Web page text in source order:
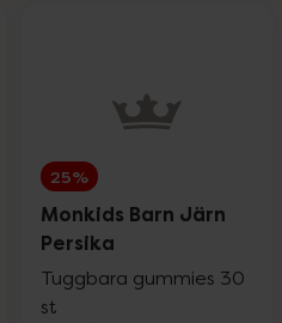
25%
Monkids Barn Järn
Persika
Tuggbara gummies 30
st